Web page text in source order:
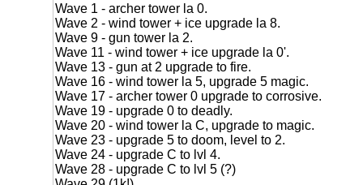
Wave 1 - archer tower la 0.
Wave 2 - wind tower + ice upgrade la 8.
Wave 9 - gun tower la 2.
Wave 11 - wind tower + ice upgrade la 0'.
Wave 13 - gun at 2 upgrade to fire.
Wave 16 - wind tower la 5, upgrade 5 magic.
Wave 17 - archer tower 0 upgrade to corrosive.
Wave 19 - upgrade 0 to deadly.
Wave 20 - wind tower la C, upgrade to magic.
Wave 23 - upgrade 5 to doom, level to 2.
Wave 24 - upgrade C to lvl 4.
Wave 28 - upgrade C to lvl 5 (?)